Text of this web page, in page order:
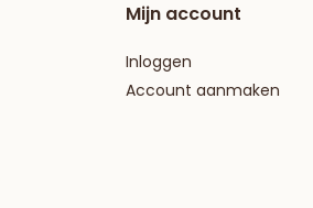
Mijn account
Inloggen
Account aanmaken